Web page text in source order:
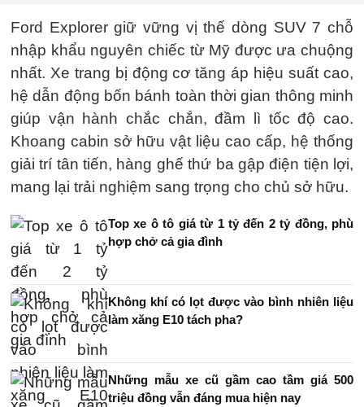
Ford Explorer giữ vững vị thế dòng SUV 7 chỗ
nhập khẩu nguyên chiếc từ Mỹ được ưa chuộng
nhất. Xe trang bị động cơ tăng áp hiệu suất cao,
hệ dẫn động bốn bánh toàn thời gian thông minh
giúp vận hành chắc chắn, đầm lì tốc độ cao.
Khoang cabin sở hữu vật liệu cao cấp, hệ thống
giải trí tân tiến, hàng ghế thứ ba gập điện tiện lợi,
mang lại trải nghiệm sang trọng cho chủ sở hữu.
Top xe ô tô giá từ 1 tỷ đến 2 tỷ đồng, phù
hợp chở cả gia đình
Không khí có lọt được vào bình nhiên liệu
làm xăng E10 tách pha?
Những mẫu xe cũ gầm cao tầm giá 500
triệu đồng vẫn đáng mua hiện nay